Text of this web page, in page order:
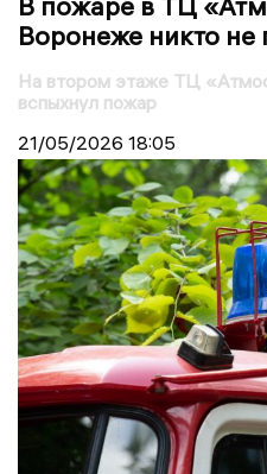
Воронеже никто не
На втором этаже ТЦ
вспыхнул пожар
21/05/2026 18:05